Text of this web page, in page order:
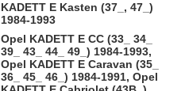
KADETT E Kasten (37_, 47_)
1984-1993
Opel KADETT E CC (33_ 34_
39_ 43_ 44_ 49_) 1984-1993,
Opel KADETT E Caravan (35_
36_ 45_ 46_) 1984-1991, Opel